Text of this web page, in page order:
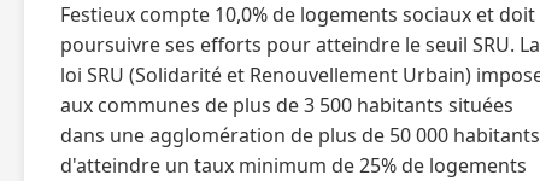
Festieux compte 10,0% de logements sociaux et doit
poursuivre ses efforts pour atteindre le seuil SRU. La
loi SRU (Solidarité et Renouvellement Urbain)
aux communes de plus de 3 500 habitants situées
dans une agglomération de plus de 50 000 habitants
d'atteindre un taux minimum de 25% de logements